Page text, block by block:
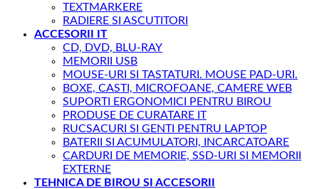
TEXTMARKERE
RADIERE SI ASCUTITORI
ACCESORII IT
CD, DVD, BLU-RAY
MEMORII USB
MOUSE-URI SI TASTATURI. MOUSE PAD-URI.
BOXE, CASTI, MICROFOANE, CAMERE WEB
SUPORTI ERGONOMICI PENTRU BIROU
PRODUSE DE CURATARE IT
RUCSACURI SI GENTI PENTRU LAPTOP
BATERII SI ACUMULATORI, INCARCATOARE
CARDURI DE MEMORIE, SSD-URI SI MEMORII
EXTERNE
TEHNICA DE BIROU SI ACCESORII